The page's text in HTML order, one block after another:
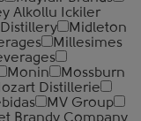
Alkollu Ickiler
Midleton
Millesimes
Monin
Mossburn
Distillerie
MV Group